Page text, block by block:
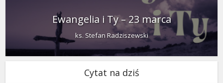
Ewangelia i Ty – 23 marca
ks. Stefan Radziszewski
Cytat na dziś